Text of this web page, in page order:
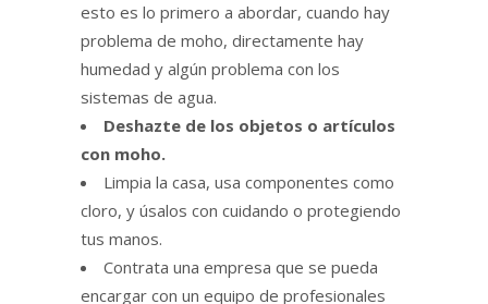
esto es lo primero a abordar, cuando hay
problema de moho, directamente hay
humedad y algún problema con los
sistemas de agua.
Deshazte de los objetos o artículos
con moho.
Limpia la casa, usa componentes como
cloro, y úsalos con cuidando o protegiendo
tus manos.
Contrata una empresa que se pueda
encargar con un equipo de profesionales